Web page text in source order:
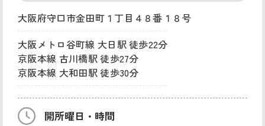
大阪府守口市金田町１丁目４８番１８号
大阪メトロ谷町線 大日駅 徒歩22分
京阪本線 古川橋駅 徒歩27分
京阪本線 大和田駅 徒歩30分
開所曜日・時間